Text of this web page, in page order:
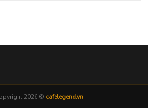
2026 © cafelegend.vn